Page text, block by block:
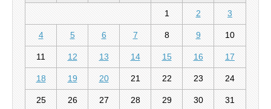
1 2 3
4 5 6 7 8 9 10
11 12 13 14 15 16 17
18 19 20 21 22 23 24
25 26 27 28 29 30
31